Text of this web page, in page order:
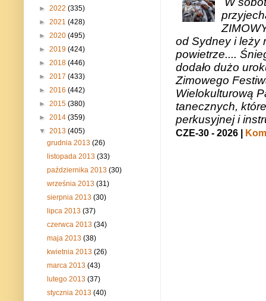
od Sydney i leży
powietrze....
dodało dużo
Zimowego
Wielokulturową
tanecznych,
perkusyjnej i
CZE-30 - 2026 |
► 2022 (335)
► 2021 (428)
► 2020 (495)
► 2019 (424)
► 2018 (446)
► 2017 (433)
► 2016 (442)
► 2015 (380)
► 2014 (359)
▼ 2013 (405)
grudnia 2013(26)
listopada 2013(33)
października 2013(30)
września 2013(31)
sierpnia 2013(30)
lipca 2013(37)
czerwca 2013(34)
maja 2013(38)
kwietnia 2013(26)
marca 2013(43)
lutego 2013(37)
stycznia 2013(40)